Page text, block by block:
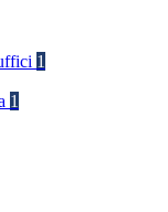
1
1